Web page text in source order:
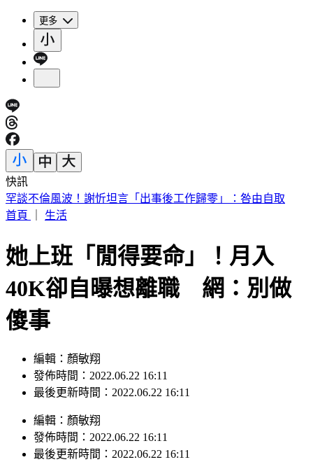
更多
快訊
SBS歌謠大戰／ATEEZ「震胸舞」收視率2.11 奪全晚最高
首頁
生活
她上班「閒得要命」！月入
40K卻自曝想離職 網：別做
傻事
編輯：顏敏翔
發佈時間：2022.06.22 16:11
最後更新時間：2022.06.22 16:11
編輯 ： 顏敏翔
發佈時間： 2022.06.22 16:11
最後更新時間： 2022.06.22 16:11